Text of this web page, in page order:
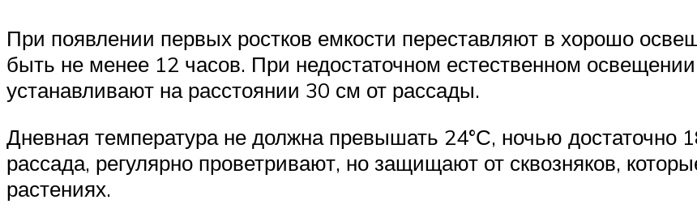
При появлении первых ростков емкости переставляют в хорошо
быть не менее 12 часов. При недостаточном естественном
устанавливают на расстоянии 30 см от рассады.
Дневная температура не должна превышать 24°С, ночью достаточно
рассада, регулярно проветривают, но защищают от сквозняков,
растениях.